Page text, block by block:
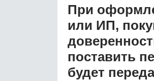
При
или ИП,
поставить
будет